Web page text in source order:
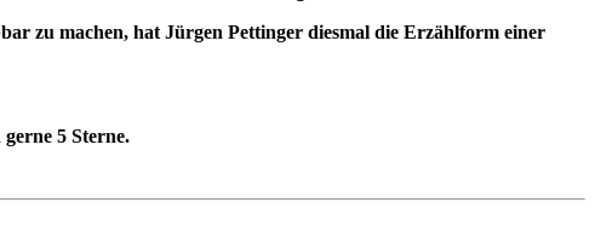
zu machen, hat Jürgen Pettinger diesmal die Erzählform einer
5 Sterne.